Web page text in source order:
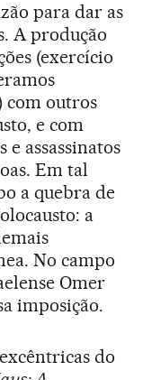
para dar as
A produção
(exercício
com outros
e com
assassinatos
Em tal
a quebra de
a
No campo
Omer
imposição.
do